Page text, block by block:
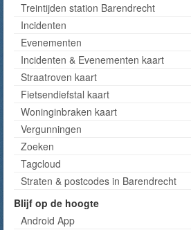
Treintijden station Barendrecht
Incidenten
Evenementen
Incidenten & Evenementen kaart
Straatroven kaart
Fietsendiefstal kaart
Woninginbraken kaart
Vergunningen
Zoeken
Tagcloud
Straten & postcodes in Barendrecht
Blijf op de hoogte
Android App